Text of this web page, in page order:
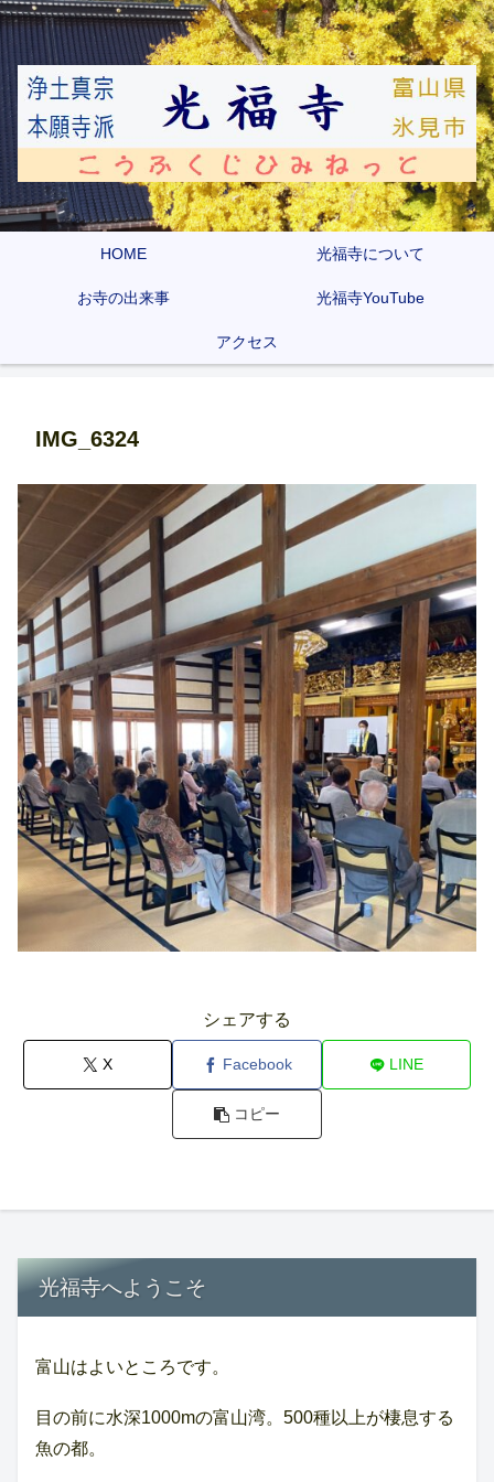
HOME 光福寺について
お寺の出来事 光福寺YouTube
アクセス
IMG_6324
シェアする
X Facebook LINE
コピー
光福寺へようこそ
富山はよいところです。
目の前に水深1000mの富山湾。500種以上が棲息する
魚の都。